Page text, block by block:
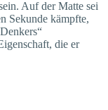
Auf der Matte sei
Sekunde kämpfte,
die er